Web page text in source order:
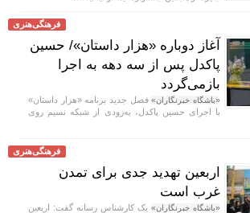
فرهنگی‌هنری
آغاز دوباره «هزار داستان»/ حسین
پاکدل پس از سه دهه به اجرا
بازمی‌گردد
«باشگاه خبرنگاران»فصل جدید برنامه «هزار داستان»
با اجرای حسین پاکدل، به‌زودی از شبکه نسیم روی
فرهنگی‌هنری
اربعین تهدید جدی برای تمدن
غرب است
«باشگاه خبرنگاران» یک کارشناس رسانه گفت: اربعین